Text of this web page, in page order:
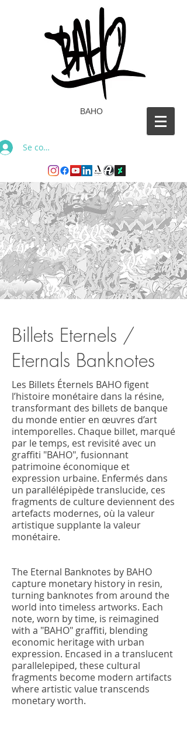
BAHO
Se connecter
Billets Eternels /
Eternals Banknotes
Les Billets Éternels BAHO figent
l’histoire monétaire dans la résine,
transformant des billets de banque
du monde entier en œuvres d’art
intemporelles. Chaque billet, marqué
par le temps, est revisité avec un
graffiti "BAHO", fusionnant
patrimoine économique et
expression urbaine. Enfermés dans
un parallélépipède translucide, ces
fragments de culture deviennent des
artefacts modernes, où la valeur
artistique supplante la valeur
monétaire.
The Eternal Banknotes by BAHO
capture monetary history in resin,
turning banknotes from around the
world into timeless artworks. Each
note, worn by time, is reimagined
with a "BAHO" graffiti, blending
economic heritage with urban
expression. Encased in a translucent
parallelepiped, these cultural
fragments become modern artifacts
where artistic value transcends
monetary worth.